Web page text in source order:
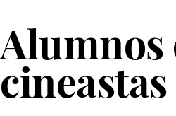
Alumnos
cineastas